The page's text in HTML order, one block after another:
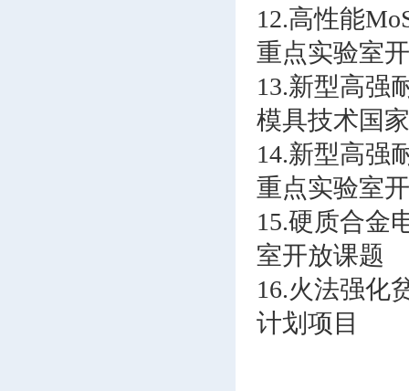
12.高性能
重点实验室
13.新型高强
模具技术国
14.新型高强
重点实验室
15.硬质合金
室开放课题
16.火法强化
计划项目